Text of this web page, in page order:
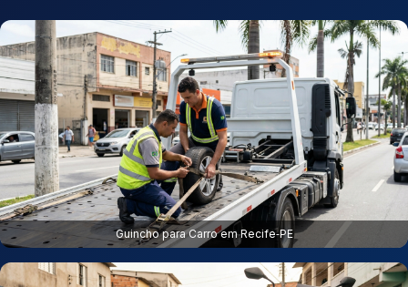
Guincho para Carro em Recife‑PE